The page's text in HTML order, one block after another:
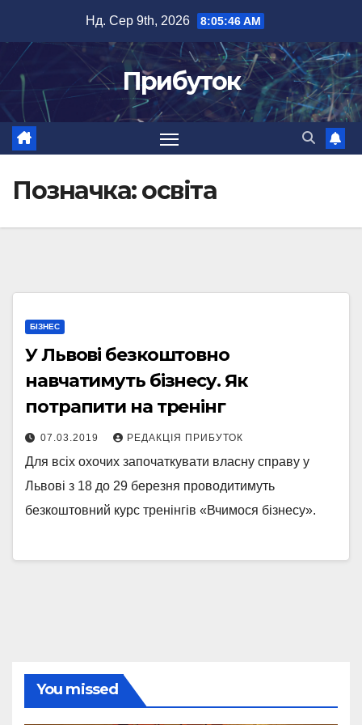
вмісту
Нд. Сер 9th, 2026 8:05:46 AM
Прибуток
Позначка:освіта
БІЗНЕС
У Львові безкоштовно
навчатимуть бізнесу. Як
потрапити на тренінг
07.03.2019 РЕДАКЦІЯ ПРИБУТОК
Для всіх охочих започаткувати власну справу у
Львові з 18 до 29 березня проводитимуть
безкоштовний курс тренінгів «Вчимося бізнесу».
You missed